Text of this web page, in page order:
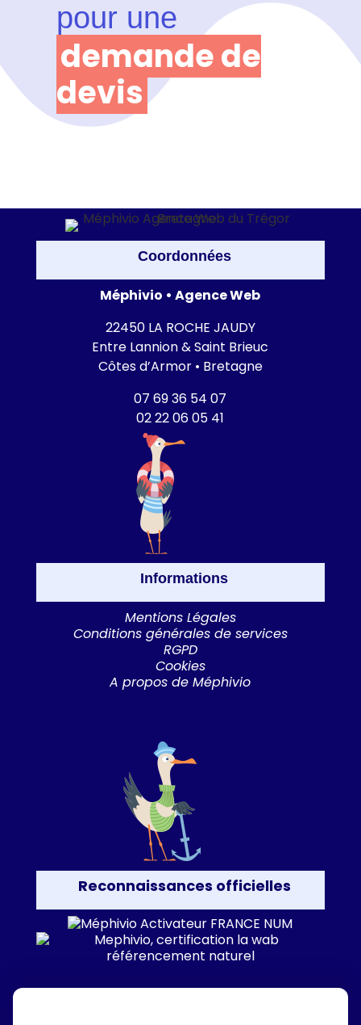
pour une
demande de
devis
Coordonnées
Méphivio • Agence Web
22450 LA ROCHE JAUDY
Entre Lannion & Saint Brieuc
Côtes d’Armor • Bretagne
07 69 36 54 07
02 22 06 05 41
Informations
Mentions Légales
Conditions générales de services
RGPD
Cookies
A propos de Méphivio
Reconnaissances officielles